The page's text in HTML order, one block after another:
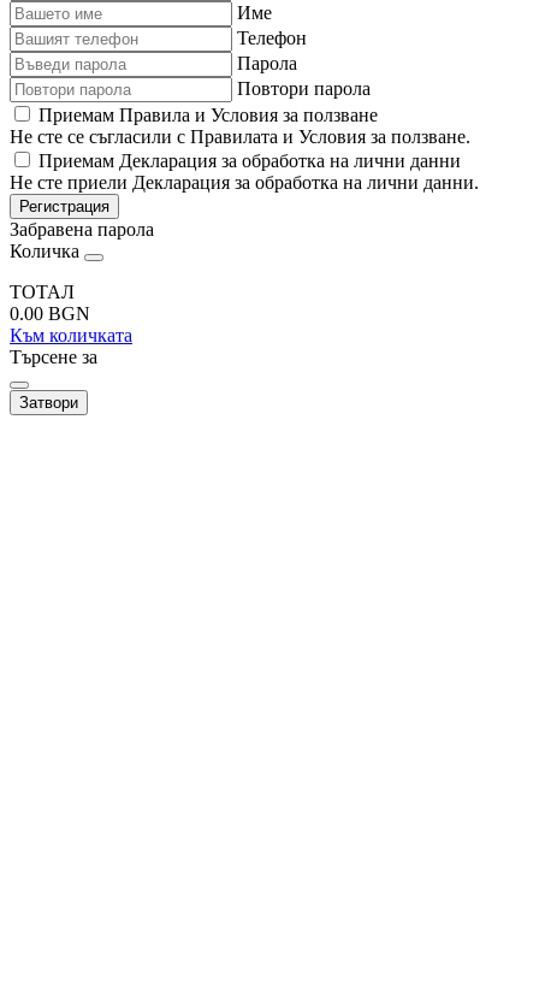
Име
Телефон
Парола
Повтори парола
Приемам Правила и Условия за ползване
Не сте се съгласили с Правилата и Условия за ползване.
Приемам Декларация за обработка на лични данни
Не сте приели Декларация за обработка на лични данни.
Регистрация
Забравена парола
Количка
ТОТАЛ
0.00 BGN
Към количката
Търсене за
Затвори